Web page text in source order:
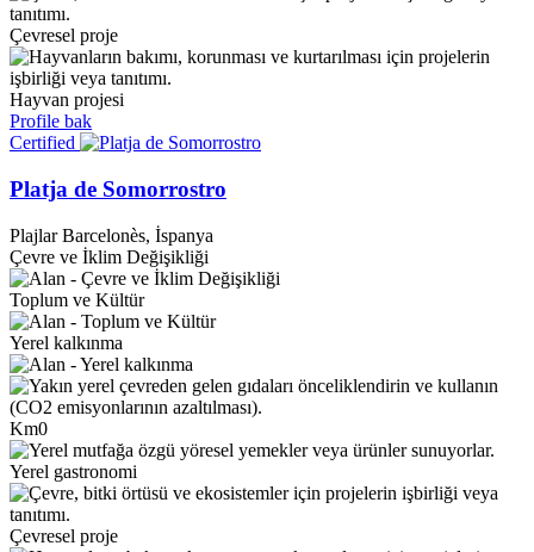
Çevresel proje
Hayvan projesi
Profile bak
Certified
Platja de Somorrostro
Plajlar Barcelonès, İspanya
Çevre ve İklim Değişikliği
Toplum ve Kültür
Yerel kalkınma
Km0
Yerel gastronomi
Çevresel proje